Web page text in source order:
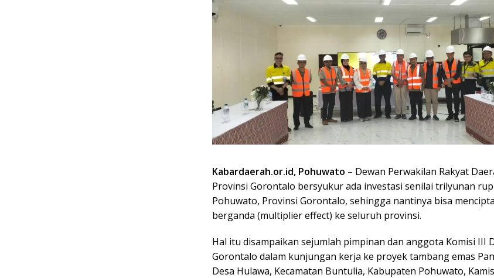
Kabardaerah.or.id, Pohuwato – Dewan Perwakilan Rakyat
Provinsi Gorontalo bersyukur ada investasi senilai trilyunan
Pohuwato, Provinsi Gorontalo, sehingga nantinya bisa
berganda (multiplier effect) ke seluruh provinsi.
Hal itu disampaikan sejumlah pimpinan dan anggota Komisi III
Gorontalo dalam kunjungan kerja ke proyek tambang emas
Desa Hulawa, Kecamatan Buntulia, Kabupaten Pohuwato,